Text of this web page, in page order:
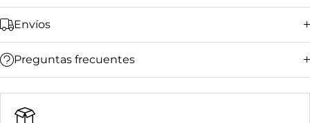
Envíos
Barranquilla):
Preguntas frecuentes